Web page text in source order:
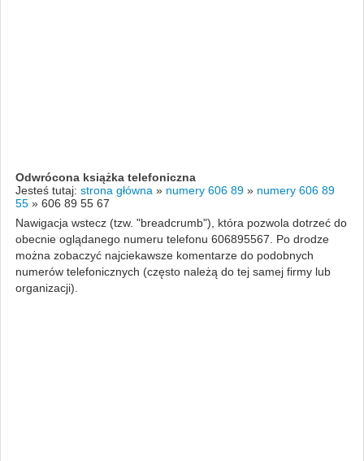
Odwrócona książka telefoniczna
Jesteś tutaj: strona główna » numery 606 89 » numery 606 89
55 » 606 89 55 67
Nawigacja wstecz (tzw. "breadcrumb"), która pozwola dotrzeć do
obecnie oglądanego numeru telefonu 606895567. Po drodze
można zobaczyć najciekawsze komentarze do podobnych
numerów telefonicznych (często należą do tej samej firmy lub
organizacji).